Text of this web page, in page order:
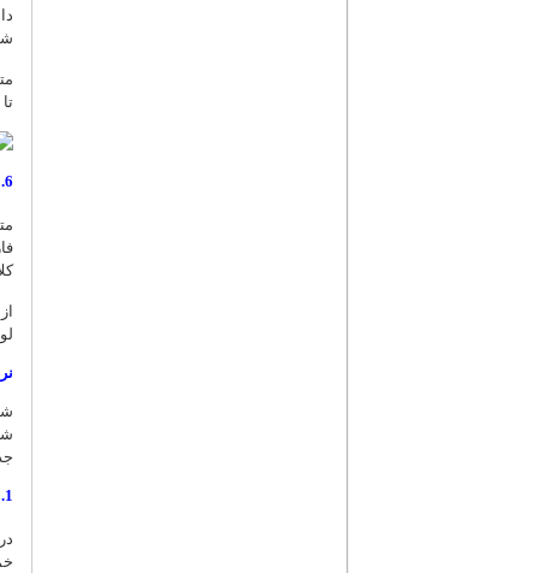
شامل:‌
6. مجموعه آثار عبدالرّحمن جامی
1. مجموعه آثار امام خمینی(‌سلام‌الله‌علیه) ـ نسخه 3